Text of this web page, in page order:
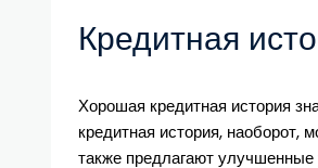
Кредитная
Хорошая кредитная история
кредитная история, наоборот,
также предлагают улучшенные